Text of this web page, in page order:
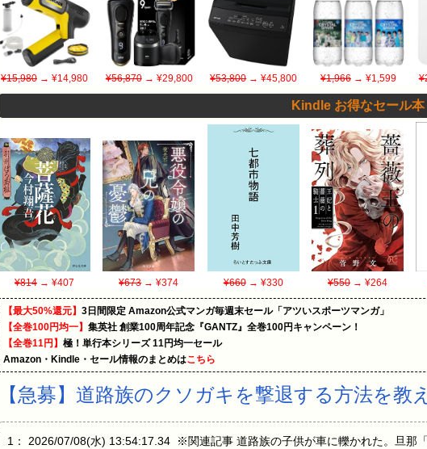
¥15,980 → ¥14,980 ¥56,870→ ¥29,800 ¥53,800→ ¥45,800 ¥1,966→ ¥1,599
Kindle お得なセール本
¥814 → ¥407 ¥673→ ¥374 ¥660→ ¥330 ¥550→ ¥264
【最大50%還元】 3日間限定 Amazon公式マンガ毎週末セール「アツいスポーツマンガ」
【全巻100円均一】 集英社 創業100周年記念『GANTZ』全巻100円キャンペーン！
【全巻11円】 極！単行本シリーズ 11円均一セール
Amazon・Kindle・セール情報のまとめはこちら
【急募】道路族のクソガキを撃退する方法を教
1： 2026/07/08(水) 13:54:17.34 ※関連記事 道路族の子供が車に轢かれた。旦那